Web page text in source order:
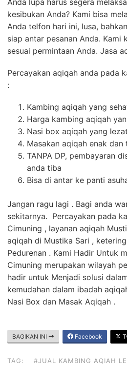
kesibukan Anda? Kami bisa
Anda telfon hari ini, lusa,
siap antar pesanan Anda. Kami
sesuai permintaan Anda. Jasa
Percayakan aqiqah anda pada
:
Kambing aqiqah yang
Harga kambing aqiqah
Nasi box aqiqah yang
Masakan aqiqah enak
TANPA DP, pembayaran
anda tiba
Bisa di antar ke panti
Jangan ragu lagi . Bagi anda
sekitarnya. Percayakan pada
Cimuning , layanan aqiqah
aqiqah di Mustika Sari ,
Pedurenan . Kami Hadir Untuk
Cimuning merupakan wilayah
hadir untuk Menjadi solusi
kemudahan dalam ibadah
Nasi Box dan Masak Aqiqah .
BAGIKAN INI Facebook
TAG:
#JUAL KAMBING AQIAH